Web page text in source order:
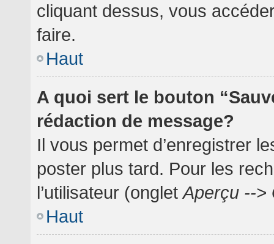
cliquant dessus, vous
faire.
Haut
A quoi sert le bouton
rédaction de message?
Il vous permet d’enregistrer
poster plus tard. Pour les
l’utilisateur (ongletAperçu -->
Haut